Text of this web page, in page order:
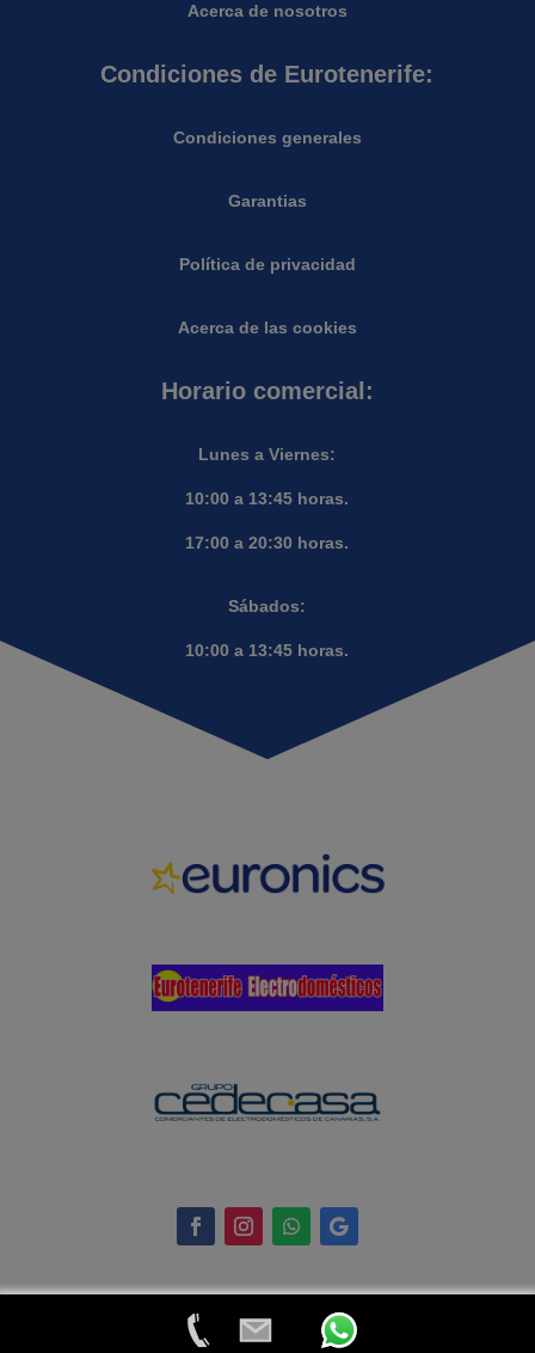
Acerca de nosotros
Condiciones de Eurotenerife:
Condiciones generales
Garantias
Política de privacidad
Acerca de las cookies
Horario comercial:
Lunes a Viernes:
10:00 a 13:45 horas.
17:00 a 20:30 horas.
Sábados:
10:00 a 13:45 horas.